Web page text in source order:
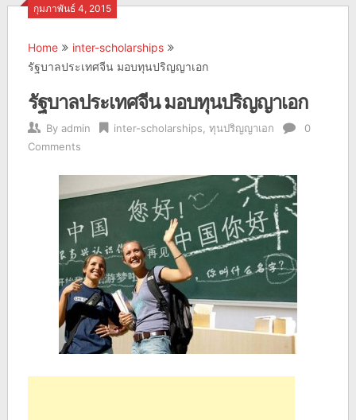
กุมภาพันธ์ 4, 2015
Home
inter-scholarships
รัฐบาลประเทศจีน มอบทุนปริญญาเอก
รัฐบาลประเทศจีน มอบทุนปริญญาเอก
By admin inter-scholarships ทุนปริญญาเอก
0
Comments